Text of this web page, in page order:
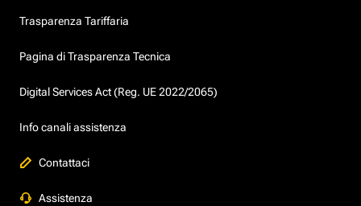
Trasparenza Tariffaria
Pagina di Trasparenza Tecnica
Digital Services Act (Reg. UE 2022/2065)
Info canali assistenza
Contattaci
Assistenza